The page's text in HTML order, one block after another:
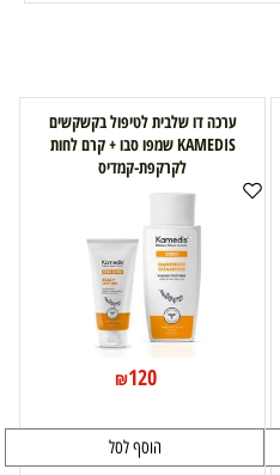
ערכה דו שלבית לטיפול בקשקשים
KAMEDIS שמפו סבו + קרם לחות
לקרקפת-קמדיס
₪120
הוסף לסל